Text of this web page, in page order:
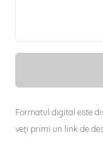
Formatul digital este
veți primi un link de